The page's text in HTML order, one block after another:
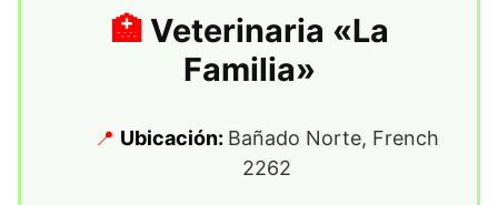
Veterinaria «La
Familia»
Ubicación: Bañado Norte, French
2262